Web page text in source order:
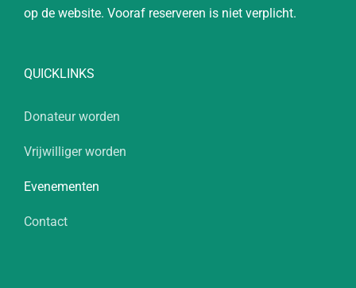
op de website. Vooraf reserveren is niet verplicht.
QUICKLINKS
Donateur worden
Vrijwilliger worden
Evenementen
Contact